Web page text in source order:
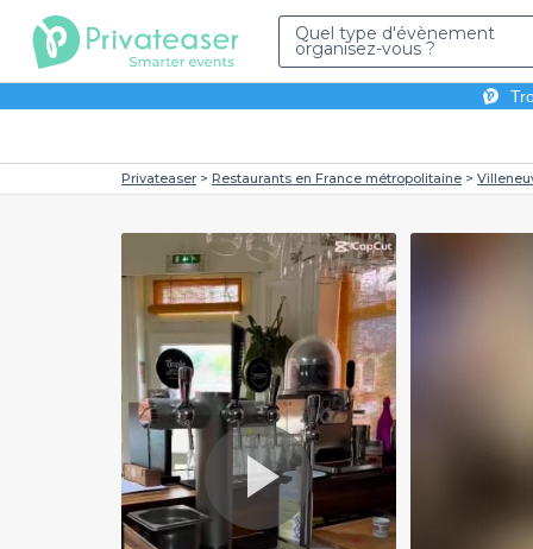
Quel type d'évènement
organisez-vous ?
Privateaser Restaurants en France métropolitaine